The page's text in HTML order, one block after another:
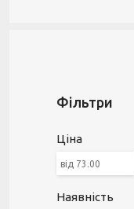
Фільтри
Ціна
Наявність